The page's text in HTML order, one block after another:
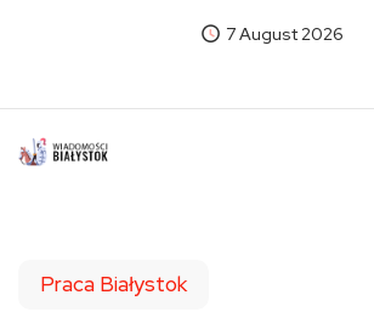
7 August 2026
Praca Białystok